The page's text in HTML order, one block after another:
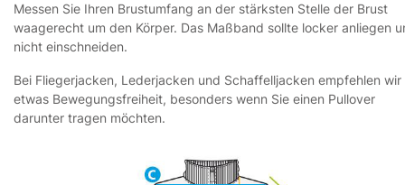
Messen Sie Ihren Brustumfang an der stärksten Stelle der Brust
waagerecht um den Körper. Das Maßband sollte locker anliegen
nicht einschneiden.
Bei Fliegerjacken, Lederjacken und Schaffelljacken empfehlen wir
etwas Bewegungsfreiheit, besonders wenn Sie einen Pullover
darunter tragen möchten.